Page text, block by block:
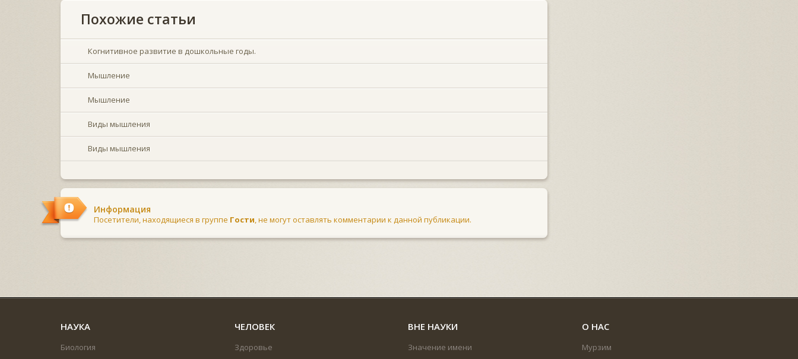
Похожие статьи
Когнитивное развитие в дошкольные годы.
Мышление
Мышление
Виды мышления
Виды мышления
Информация
Посетители, находящиеся в группе Гости, не могут оставлять комментарии к данной публикации.
НАУКА
Биология
ЧЕЛОВЕК
Здоровье
ВНЕ НАУКИ
Значение имени
О НАС
Мурзим